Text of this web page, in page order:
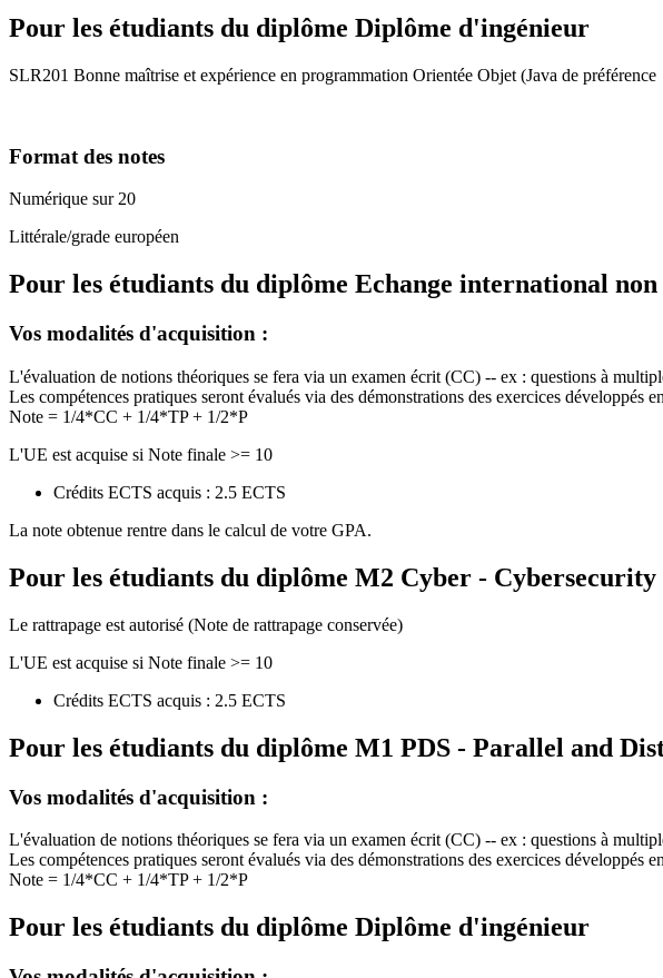
Pour les étudiants du diplôme Diplôme d'ingénieur
SLR201 Bonne maîtrise et expérience en programmation Orientée Objet (Java de préférence
Format des notes
Numérique sur 20
Littérale/grade européen
Pour les étudiants du diplôme Echange international
Vos modalités d'acquisition :
L'évaluation de notions théoriques se fera via un examen écrit (CC) -- ex : questions à
Les compétences pratiques seront évalués via des démonstrations des exercices développés
Note = 1/4*CC + 1/4*TP + 1/2*P
L'UE est acquise si Note finale >= 10
Crédits ECTS acquis : 2.5 ECTS
La note obtenue rentre dans le calcul de votre GPA.
Pour les étudiants du diplôme M2 Cyber - Cybersecurity
Le rattrapage est autorisé (Note de rattrapage conservée)
L'UE est acquise si Note finale >= 10
Crédits ECTS acquis : 2.5 ECTS
Pour les étudiants du diplôme M1 PDS - Parallel and
Vos modalités d'acquisition :
L'évaluation de notions théoriques se fera via un examen écrit (CC) -- ex : questions à
Les compétences pratiques seront évalués via des démonstrations des exercices développés
Note = 1/4*CC + 1/4*TP + 1/2*P
Pour les étudiants du diplôme Diplôme d'ingénieur